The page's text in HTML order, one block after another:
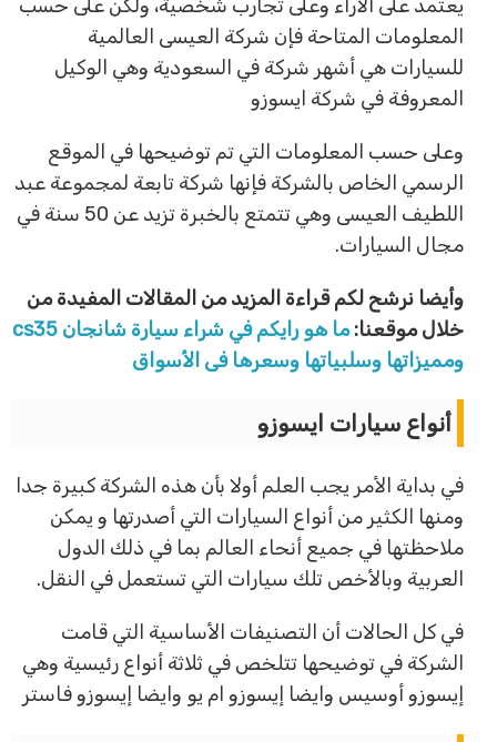
يعتمد على الآراء وعلى تجارب شخصية، ولكن على حسب
المعلومات المتاحة فإن شركة العيسى العالمية
للسيارات هي أشهر شركة في السعودية وهي الوكيل
المعروفة في شركة ايسوزو
وعلى حسب المعلومات التي تم توضيحها في الموقع
الرسمي الخاص بالشركة فإنها شركة تابعة لمجموعة عبد
اللطيف العيسى وهي تتمتع بالخبرة تزيد عن 50 سنة في
مجال السيارات.
وأيضا نرشح لكم قراءة المزيد من المقالات المفيدة من
خلال موقعنا:
ما هو رايكم في شراء سيارة شانجان cs35
ومميزاتها وسلبياتها وسعرها فى الأسواق
أنواع سيارات ايسوزو
في بداية الأمر يجب العلم أولا بأن هذه الشركة كبيرة جدا
ومنها الكثير من أنواع السيارات التي أصدرتها و يمكن
ملاحظتها في جميع أنحاء العالم بما في ذلك الدول
العربية وبالأخص تلك سيارات التي تستعمل في النقل.
في كل الحالات أن التصنيفات الأساسية التي قامت
الشركة في توضيحها تتلخص في ثلاثة أنواع رئيسية وهي
إيسوزو أوسيس وايضا إيسوزو ام يو وايضا إيسوزو فاستر